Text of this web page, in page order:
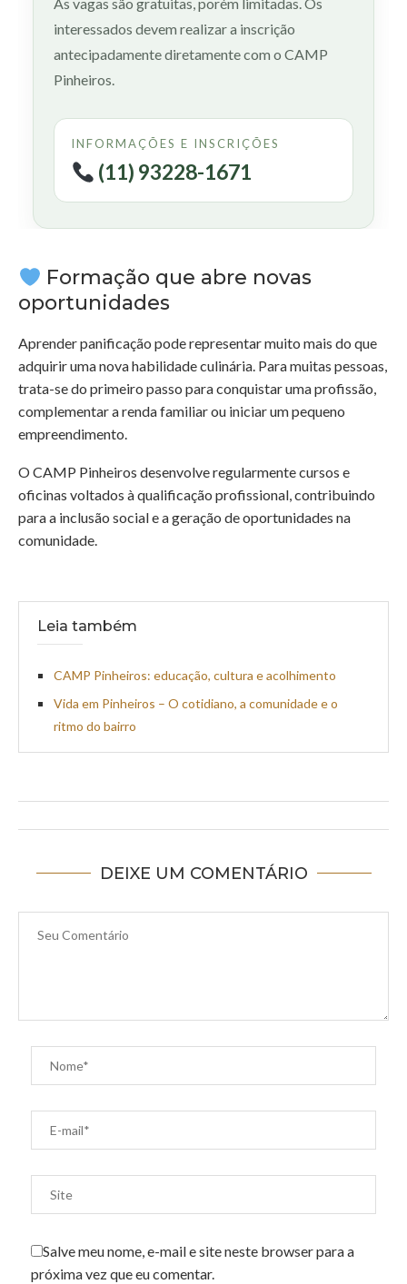
As vagas são gratuitas, porém limitadas. Os
interessados devem realizar a inscrição
antecipadamente diretamente com o CAMP
Pinheiros.
INFORMAÇÕES E INSCRIÇÕES
(11) 93228-1671
Formação que abre novas
oportunidades
Aprender panificação pode representar muito mais do que
adquirir uma nova habilidade culinária. Para muitas pessoas,
trata-se do primeiro passo para conquistar uma profissão,
complementar a renda familiar ou iniciar um pequeno
empreendimento.
O CAMP Pinheiros desenvolve regularmente cursos e
oficinas voltados à qualificação profissional, contribuindo
para a inclusão social e a geração de oportunidades na
comunidade.
Leia também
CAMP Pinheiros: educação, cultura e acolhimento
Vida em Pinheiros – O cotidiano, a comunidade e o
ritmo do bairro
DEIXE UM COMENTÁRIO
Salve meu nome, e-mail e site neste browser para a
próxima vez que eu comentar.